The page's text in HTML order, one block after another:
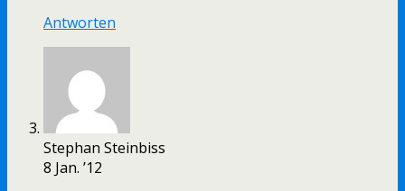
Antworten
Stephan Steinbiss
8 Jan. ’12